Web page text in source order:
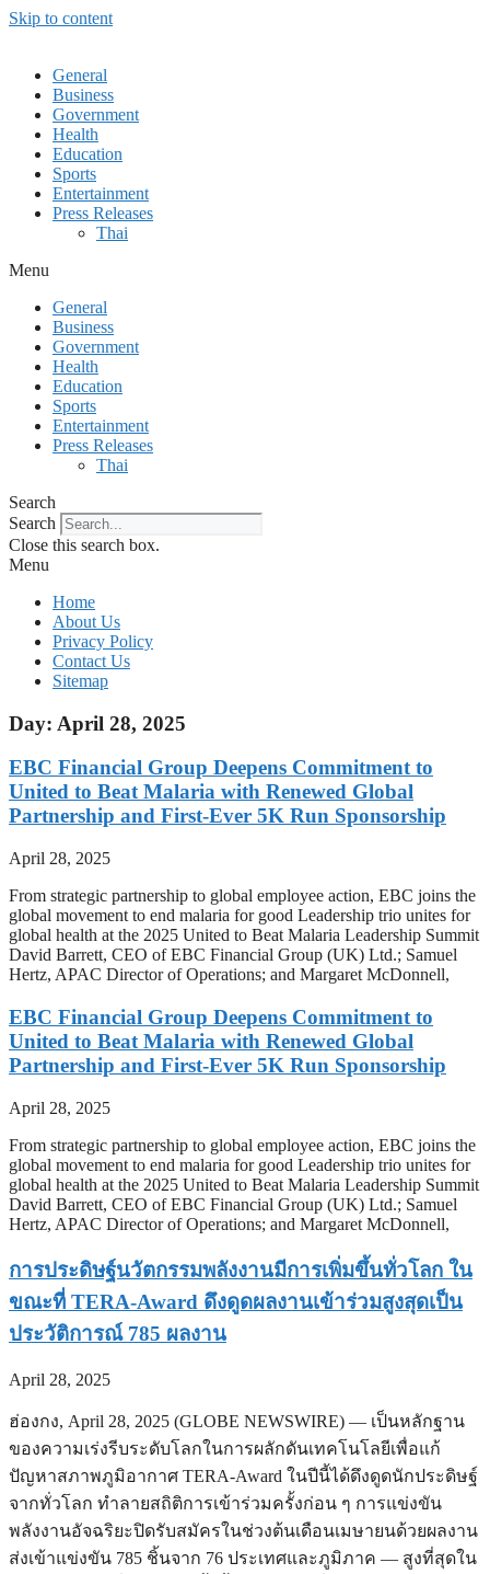
Skip to content
General
Business
Government
Health
Education
Sports
Entertainment
Press Releases
Thai
Menu
General
Business
Government
Health
Education
Sports
Entertainment
Press Releases
Thai
Search
Search
Close this search box.
Menu
Home
About Us
Privacy Policy
Contact Us
Sitemap
Day: April 28, 2025
EBC Financial Group Deepens Commitment to
United to Beat Malaria with Renewed Global
Partnership and First-Ever 5K Run Sponsorship
April 28, 2025
From strategic partnership to global employee action, EBC joins the
global movement to end malaria for good Leadership trio unites for
global health at the 2025 United to Beat Malaria Leadership Summit
David Barrett, CEO of EBC Financial Group (UK) Ltd.; Samuel
Hertz, APAC Director of Operations; and Margaret McDonnell,
EBC Financial Group Deepens Commitment to
United to Beat Malaria with Renewed Global
Partnership and First-Ever 5K Run Sponsorship
April 28, 2025
From strategic partnership to global employee action, EBC joins the
global movement to end malaria for good Leadership trio unites for
global health at the 2025 United to Beat Malaria Leadership Summit
David Barrett, CEO of EBC Financial Group (UK) Ltd.; Samuel
Hertz, APAC Director of Operations; and Margaret McDonnell,
การประดิษฐ์นวัตกรรมพลังงานมีการเพิ่มขึ้นทั่วโลก ใน
ขณะที่ TERA-Award ดึงดูดผลงานเข้าร่วมสูงสุดเป็น
ประวัติการณ์ 785 ผลงาน
April 28, 2025
ฮ่องกง, April 28, 2025 (GLOBE NEWSWIRE) — เป็นหลักฐาน
ของความเร่งรีบระดับโลกในการผลักดันเทคโนโลยีเพื่อแก้
ปัญหาสภาพภูมิอากาศ TERA-Award ในปีนี้ได้ดึงดูดนักประดิษฐ์
จากทั่วโลก ทำลายสถิติการเข้าร่วมครั้งก่อน ๆ การแข่งขัน
พลังงานอัจฉริยะปิดรับสมัครในช่วงต้นเดือนเมษายนด้วยผลงาน
ส่งเข้าแข่งขัน 785 ชิ้นจาก 76 ประเทศและภูมิภาค — สูงที่สุดใน